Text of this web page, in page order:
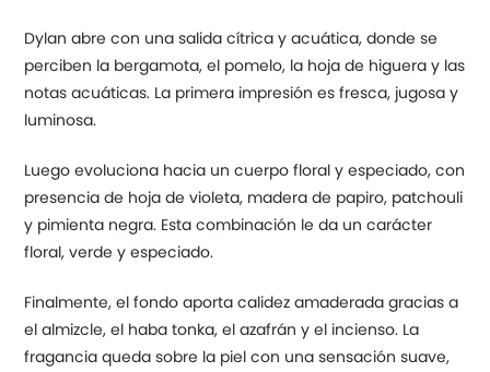
Dylan abre con una salida cítrica y acuática, donde se
perciben la bergamota, el pomelo, la hoja de higuera y las
notas acuáticas. La primera impresión es fresca, jugosa y
luminosa.
Luego evoluciona hacia un cuerpo floral y especiado, con
presencia de hoja de violeta, madera de papiro, patchouli
y pimienta negra. Esta combinación le da un carácter
floral, verde y especiado.
Finalmente, el fondo aporta calidez amaderada gracias a
el almizcle, el haba tonka, el azafrán y el incienso. La
fragancia queda sobre la piel con una sensación suave,